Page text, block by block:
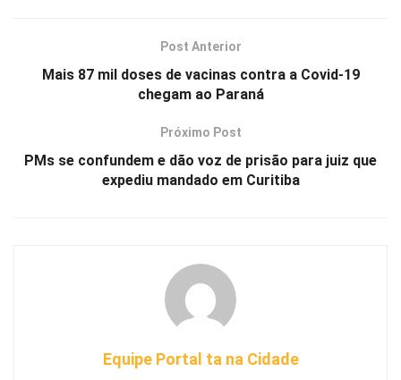
Post Anterior
Mais 87 mil doses de vacinas contra a Covid-19
chegam ao Paraná
Próximo Post
PMs se confundem e dão voz de prisão para juiz que
expediu mandado em Curitiba
Equipe Portal ta na Cidade